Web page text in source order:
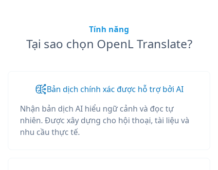
Tính năng
Tại sao chọn OpenL Translate?
Bản dịch chính xác được hỗ trợ bởi AI
Nhận bản dịch AI hiểu ngữ cảnh và đọc tự
nhiên. Được xây dựng cho hội thoại, tài liệu và
nhu cầu thực tế.